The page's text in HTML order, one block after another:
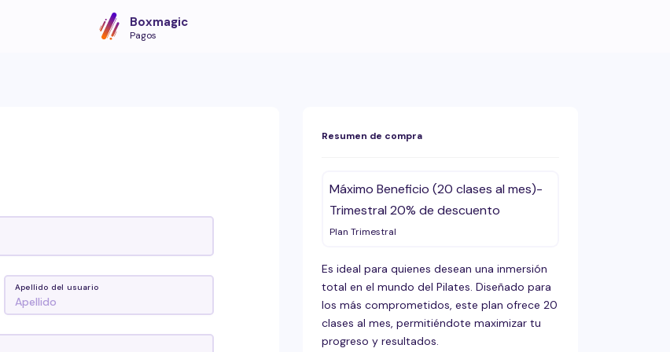
Boxmagic
Pagos
Apellido del usuario
Resumen de compra
Máximo Beneficio (20 clases al mes)-
Trimestral 20% de descuento
Plan Trimestral
Es ideal para quienes desean una inmersión
total en el mundo del Pilates. Diseñado para
los más comprometidos, este plan ofrece 20
clases al mes, permitiéndote maximizar tu
progreso y resultados.